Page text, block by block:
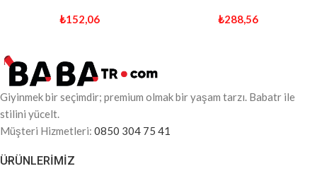
₺152,06 ₺288,56
Giyinmek bir seçimdir; premium olmak bir yaşam tarzı. Babatr ile
stilini yücelt.
Müşteri Hizmetleri: 0850 304 75 41
ÜRÜNLERIMIZ